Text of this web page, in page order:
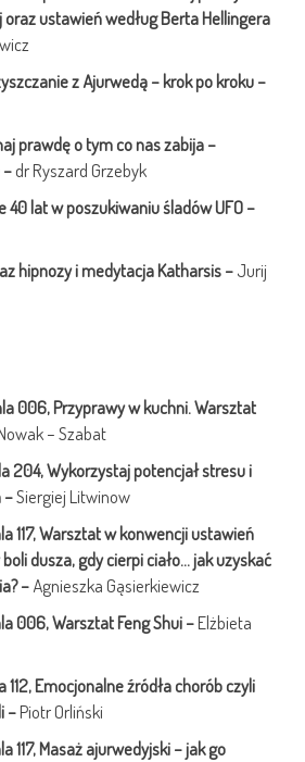
orazustawień według Berta Hellingera
z Ajurwedą – krok po kroku –
prawdę o tym co nas zabija –
dr Ryszard Grzebyk
40 lat w poszukiwaniu śladów UFO –
hipnozy i medytacja Katharsis –Jurij
006, Przyprawy w kuchni. Warsztat
– Szabat
204, Wykorzystaj potencjał stresu i
–Siergiej Litwinow
117,Warsztat w konwencji ustawień
boli dusza,gdy cierpi ciało… jak uzyskać
–Agnieszka Gąsierkiewicz
006,Warsztat Feng Shui –Elżbieta
112,Emocjonalne źródła chorób czyli
–Piotr Orliński
117, Masaż ajurwedyjski – jak go